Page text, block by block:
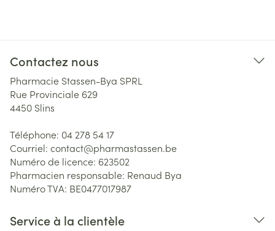
Contactez nous
Pharmacie Stassen-Bya SPRL
Rue Provinciale 629
4450 Slins
Téléphone: 04 278 54 17
Courriel: contact@pharmastassen.be
Numéro de licence: 623502
Pharmacien responsable: Renaud Bya
Numéro TVA: BE0477017987
Service à la clientèle